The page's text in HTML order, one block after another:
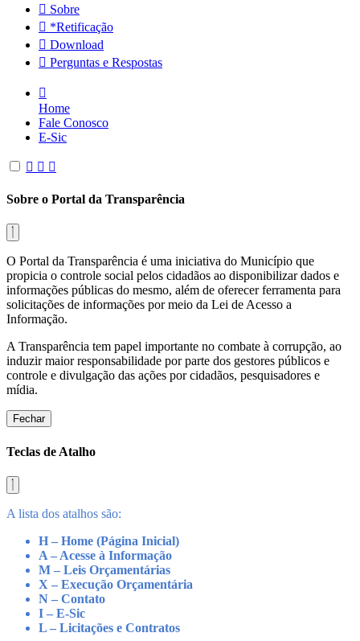
Sobre
*Retificação
Download
Perguntas e Respostas
Home
Fale Conosco
E-Sic
Sobre o Portal da Transparência
O Portal da Transparência é uma iniciativa do Município que
propicia o controle social pelos cidadãos ao disponibilizar dados e
informações públicas do mesmo, além de oferecer ferramenta para
solicitações de informações por meio da Lei de Acesso a
Informação.
A Transparência tem papel importante no combate à corrupção, ao
induzir maior responsabilidade por parte dos gestores públicos e
controle e divulgação das ações por cidadãos, pesquisadores e
mídia.
Fechar
Teclas de Atalho
A lista dos atalhos são:
H – Home (Página Inicial)
A – Acesse à Informação
M – Leis Orçamentárias
X – Execução Orçamentária
N – Contato
I – E-Sic
L – Licitações e Contratos